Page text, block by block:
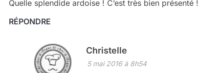
Quelle splendide ardoise ! C’est très bien présenté !
RÉPONDRE
Christelle
5 mai 2016 à 8h54